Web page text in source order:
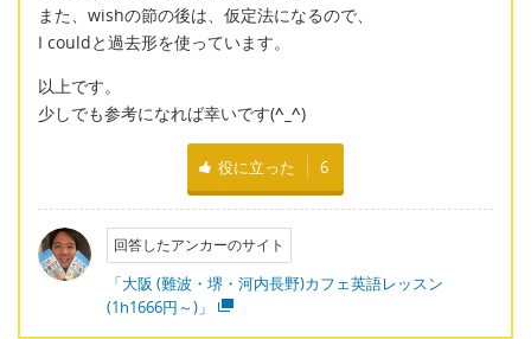
また、wishの節の後は、仮定法になるので、
I couldと過去形を使っています。
以上です。
少しでも参考になれば幸いです(^_^)
役に立った 6
回答したアンカーのサイト
「大阪 (難波・堺・河内長野)カフェ英語レッスン
(1h1666円～)」